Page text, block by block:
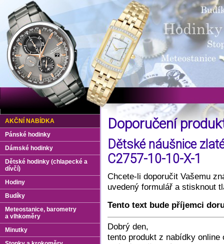
Doporučení
Dětské náušnice
C2757-10-10-X-1
Chcete-li doporučit Vašemu
uvedený formulář a stisknout
Tento text bude příjemci
Dobrý den,
tento produkt z nabídky online
AKČNÍ NABÍDKA
Pánské hodinky
Dámské hodinky
Dětské hodinky (chlapecké a
dívčí)
Hodiny
Budíky
Meteostanice, barometry
a vlhkoměry
Minutky